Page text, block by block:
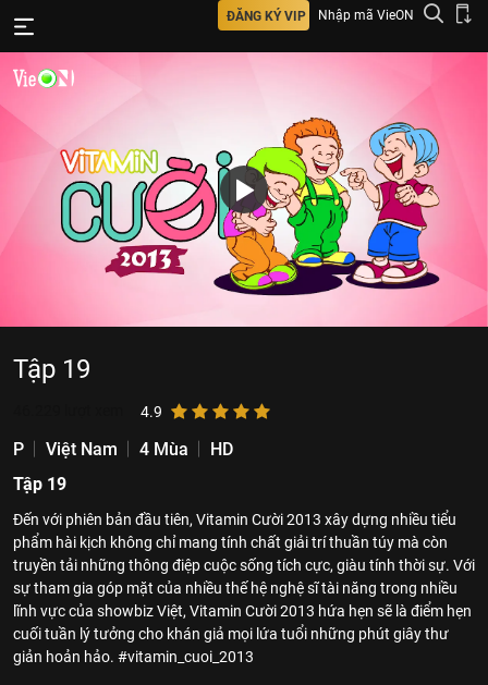
ĐĂNG KÝ VIP Nhập mã VieON
Tập 19
4.9
P Việt Nam 4 Mùa
HD
Tập 19
Đến với phiên bản đầu tiên, Vitamin Cười 2013 xây dựng nhiều tiểu
phẩm hài kịch không chỉ mang tính chất giải trí thuần túy mà còn
truyền tải những thông điệp cuộc sống tích cực, giàu tính thời sự. Với
sự tham gia góp mặt của nhiều thế hệ nghệ sĩ tài năng trong nhiều
lĩnh vực của showbiz Việt, Vitamin Cười 2013 hứa hẹn sẽ là điểm hẹn
cuối tuần lý tưởng cho khán giả mọi lứa tuổi những phút giây thư
giản hoản hảo. #vitamin_cuoi_2013